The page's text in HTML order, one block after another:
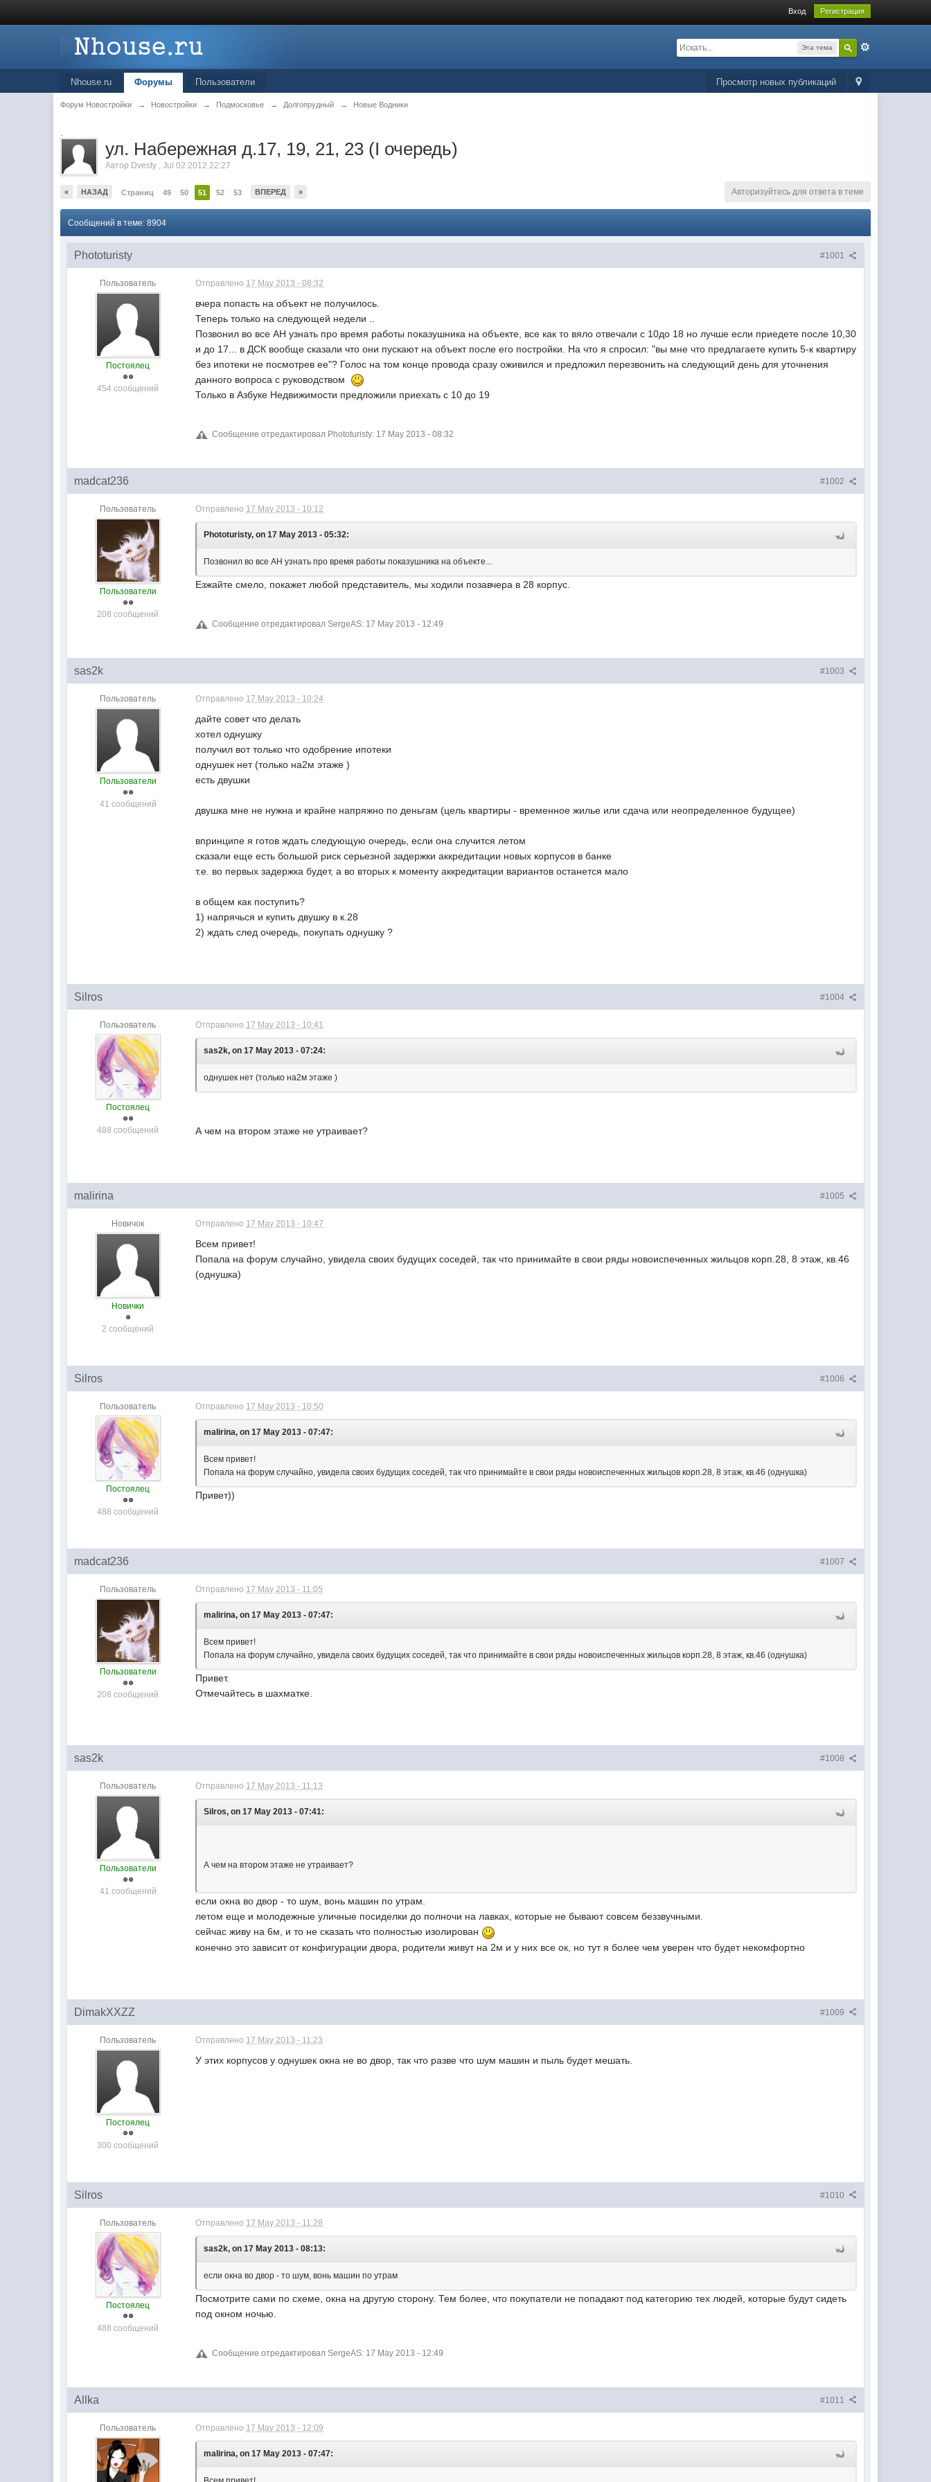
Вход Регистрация
Эта тема
Просмотр новых публикаций
Nhouse.ru Форумы Пользователи
Форум Новостройки → Новостройки → Подмосковье → Долгопрудный → Новые Водники
.
ул. Набережная д.17, 19, 21, 23 (I очередь)
Автор Dvesty ,Jul 02 2012 22:27
« НАЗАД Страниц 49 50 51 52 53 ВПЕРЕД » Авторизуйтесь для ответа в теме
Сообщений в теме: 8904
#1001
Phototuristy
Пользователь
Постоялец
454 сообщений
Отправлено 17 May 2013 - 08:32
вчера попасть на объект не получилось.
Теперь только на следующей недели ..
Позвонил во все АН узнать про время работы показушника на объекте, все как то вяло отвечали с 10до 18 но лучше если приедете после 10,30
и до 17... в ДСК вообще сказали что они пускают на объект после его постройки. На что я спросил: "вы мне что предлагаете купить 5-к квартиру
без ипотеки не посмотрев ее"? Голос на том конце провода сразу оживился и предложил перезвонить на следующий день для уточнения
данного вопроса с руководством
Только в Азбуке Недвижимости предложили приехать с 10 до 19
Сообщение отредактировал Phototuristy: 17 May 2013 - 08:32
#1002
madcat236
Пользователь
Пользователи
208 сообщений
Отправлено 17 May 2013 - 10:12
Phototuristy, on 17 May 2013 - 05:32:
Позвонил во все АН узнать про время работы показушника на объекте...
Езжайте смело, покажет любой представитель, мы ходили позавчера в 28 корпус.
Сообщение отредактировал SergeAS: 17 May 2013 - 12:49
#1003
sas2k
Пользователь
Пользователи
41 сообщений
Отправлено 17 May 2013 - 10:24
дайте совет что делать
хотел однушку
получил вот только что одобрение ипотеки
однушек нет (только на2м этаже )
есть двушки
двушка мне не нужна и крайне напряжно по деньгам (цель квартиры - временное жилье или сдача или неопределенное будущее)
впринципе я готов ждать следующую очередь, если она случится летом
сказали еще есть большой риск серьезной задержки аккредитации новых корпусов в банке
т.е. во первых задержка будет, а во вторых к моменту аккредитации вариантов останется мало
в общем как поступить?
1) напрячься и купить двушку в к.28
2) ждать след очередь, покупать однушку ?
#1004
Silros
Пользователь
Постоялец
488 сообщений
Отправлено 17 May 2013 - 10:41
sas2k, on 17 May 2013 - 07:24:
однушек нет (только на2м этаже )
А чем на втором этаже не утраивает?
#1005
malirina
Новичок
Новички
2 сообщений
Отправлено 17 May 2013 - 10:47
Всем привет!
Попала на форум случайно, увидела своих будущих соседей, так что принимайте в свои ряды новоиспеченных жильцов корп.28, 8 этаж, кв.46
(однушка)
#1006
Silros
Пользователь
Постоялец
488 сообщений
Отправлено 17 May 2013 - 10:50
malirina, on 17 May 2013 - 07:47:
Всем привет!
Попала на форум случайно, увидела своих будущих соседей, так что принимайте в свои ряды новоиспеченных жильцов корп.28, 8 этаж, кв.46 (однушка)
Привет))
#1007
madcat236
Пользователь
Пользователи
208 сообщений
Отправлено 17 May 2013 - 11:05
malirina, on 17 May 2013 - 07:47:
Всем привет!
Попала на форум случайно, увидела своих будущих соседей, так что принимайте в свои ряды новоиспеченных жильцов корп.28, 8 этаж, кв.46 (однушка)
Привет.
Отмечайтесь в шахматке.
#1008
sas2k
Пользователь
Пользователи
41 сообщений
Отправлено 17 May 2013 - 11:13
Silros, on 17 May 2013 - 07:41:
А чем на втором этаже не утраивает?
если окна во двор - то шум, вонь машин по утрам.
летом еще и молодежные уличные посиделки до полночи на лавках, которые не бывают совсем беззвучными.
сейчас живу на 6м, и то не сказать что полностью изолирован
конечно это зависит от конфигурации двора, родители живут на 2м и у них все ок, но тут я более чем уверен что будет некомфортно
#1009
DimakXXZZ
Пользователь
Постоялец
300 сообщений
Отправлено 17 May 2013 - 11:23
У этих корпусов у однушек окна не во двор, так что разве что шум машин и пыль будет мешать.
#1010
Silros
Пользователь
Постоялец
488 сообщений
Отправлено 17 May 2013 - 11:28
sas2k, on 17 May 2013 - 08:13:
если окна во двор - то шум, вонь машин по утрам
Посмотрите сами по схеме, окна на другую сторону. Тем более, что покупатели не попадают под категорию тех людей, которые будут сидеть
под окном ночью.
Сообщение отредактировал SergeAS: 17 May 2013 - 12:49
#1011
Allka
Пользователь Отправлено 17 May 2013 - 12:09
malirina, on 17 May 2013 - 07:47: